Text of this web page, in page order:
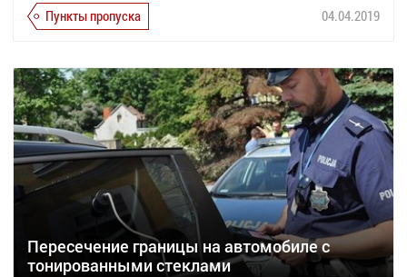
Пункты пропуска 04.04.2019
Пересечение границы на автомобиле с
тонированными стеклами